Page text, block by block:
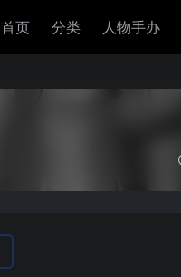
首页 分类 人物手办